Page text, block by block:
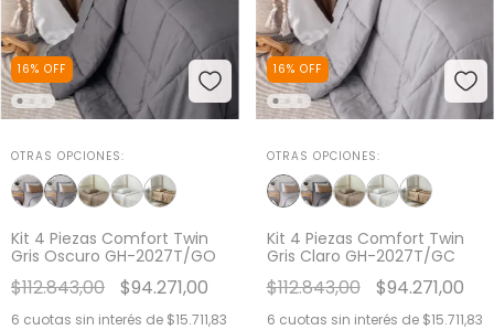
16% OFF
OTRAS OPCIONES:
Kit 4 Piezas Comfort Twin
Gris Oscuro GH-2027T/GO
$112.843,00 $94.271,00
6 cuotas sin interés de $15.711,83
16% OFF
OTRAS OPCIONES:
Kit 4 Piezas Comfort Twin
Gris Claro GH-2027T/GC
$112.843,00 $94.271,00
6 cuotas sin interés de $15.711,83